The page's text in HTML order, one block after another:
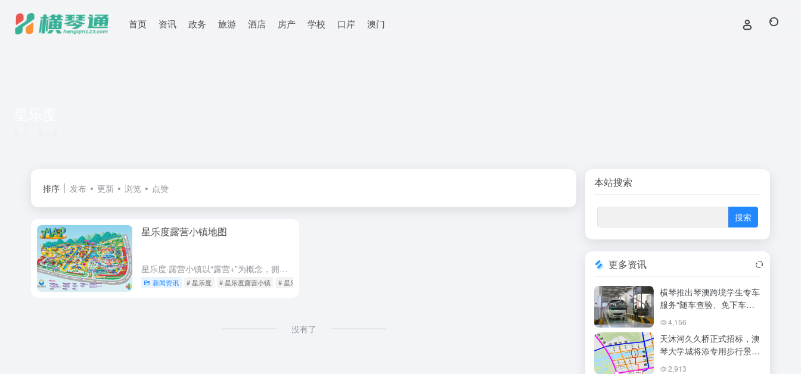
首页 资讯 政务 旅游 酒店 房产 学校 口岸 澳门
排序 发布 更新 浏览 点赞
星乐度露营小镇地图
星乐度·露营小镇以“露营+”为概念，拥有近150套风格各异、野趣十足的特色住宿单元，以及玩法多样、设备聚合多的星奇塔无动力世界。 一、星乐度露营小镇地图 二、星乐度·露营小镇介绍 星乐度·露营小镇...
新闻资讯 # 星乐度 # 星乐度露营小镇 # 星乐度露营小镇地图
没有了
本站搜索
更多资讯
横琴推出琴澳跨境学生专车
服务“随车查验、免下车通
关 4,156
天沐河久久桥正式招标，澳
琴大学城将添专用步行景观
通道
2,913